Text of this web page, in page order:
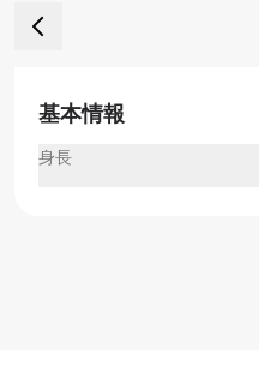
基本情報
身長